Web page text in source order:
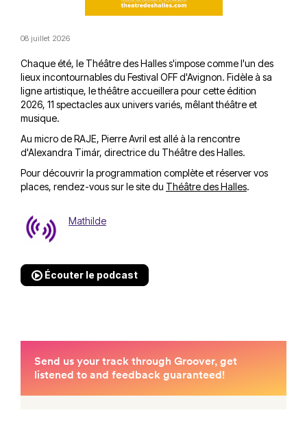
08 juillet 2026
Chaque été, le Théâtre des Halles s'impose comme l'un des
lieux incontournables du Festival OFF d'Avignon. Fidèle à sa
ligne artistique, le théâtre accueillera pour cette édition
2026, 11 spectacles aux univers variés, mêlant théâtre et
musique.
Au micro de RAJE, Pierre Avril est allé à la rencontre
d'Alexandra Timár, directrice du Théâtre des Halles.
Pour découvrir la programmation complète et réserver vos
places, rendez-vous sur le site du Théâtre des Halles.
Mathilde
Écouter le podcast